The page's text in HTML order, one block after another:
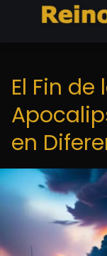
El Fin de
en